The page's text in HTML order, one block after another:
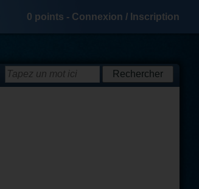
0 points - Connexion / Inscription